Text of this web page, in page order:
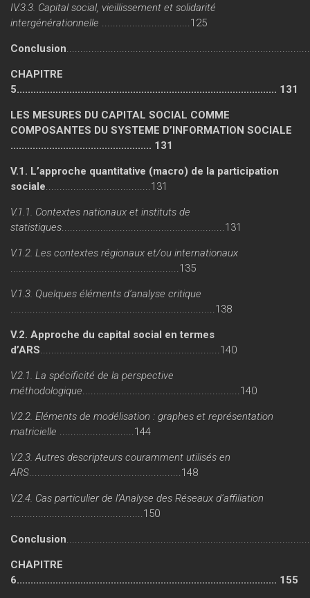
IV.3.3. Capital social, vieillissement et solidarité
intergénérationnelle
................................125
Conclusion
CHAPITRE
5.............................................................................................. 131
LES MESURES DU CAPITAL SOCIAL COMME
COMPOSANTES DU SYSTEME D’INFORMATION SOCIALE
................................................... 131
V.1. L’approche quantitative (macro) de la participation
sociale ......................................131
V.1.1. Contextes nationaux et instituts de
statistiques ...........................................................131
V.1.2. Les contextes régionaux et/ou internationaux
.............................................................135
V.1.3. Quelques éléments d’analyse critique
..........................................................................138
V.2. Approche du capital social en termes
d’ARS .................................................................140
V.2.1. La spécificité de la perspective
méthodologique .........................................................140
V.2.2. Eléments de modélisation : graphes et représentation
matricielle
...........................144
V.2.3. Autres descripteurs couramment utilisés en
ARS .......................................................148
V.2.4. Cas particulier de l’Analyse des Réseaux d’affiliation
................................................150
Conclusion
CHAPITRE
6.............................................................................................. 155